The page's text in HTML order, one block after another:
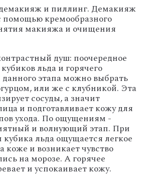
и пиллинг. Демакияж
помощью кремообразного
макияжа и очищения
душ: поочередное
льда и горячего
этапа можно выбрать
или же с клубникой. Эта
сосуды, а значит
и подготавливает кожу для
ухода. По ощущениям -
и волнующий этап. При
льда ощущается легкое
коже и возникает чувство
на морозе. А горячее
и успокаивает кожу.